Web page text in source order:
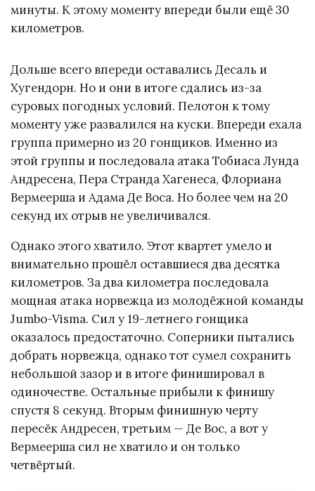
минуты. К этому моменту впереди были ещё 30
километров.
Дольше всего впереди оставались Десаль и
Хугендорн. Но и они в итоге сдались из-за
суровых погодных условий. Пелотон к тому
моменту уже развалился на куски. Впереди ехала
группа примерно из 20 гонщиков. Именно из
этой группы и последовала атака Тобиаса Лунда
Андресена, Пера Странда Хагенеса, Флориана
Вермеерша и Адама Де Воса. Но более чем на 20
секунд их отрыв не увеличивался.
Однако этого хватило. Этот квартет умело и
внимательно прошёл оставшиеся два десятка
километров. За два километра последовала
мощная атака норвежца из молодёжной команды
Jumbo-Visma. Сил у 19-летнего гонщика
оказалось предостаточно. Соперники пытались
добрать норвежца, однако тот сумел сохранить
небольшой зазор и в итоге финишировал в
одиночестве. Остальные прибыли к финишу
спустя 8 секунд. Вторым финишную черту
пересёк Андресен, третьим — Де Вос, а вот у
Вермеерша сил не хватило и он только
четвёртый.